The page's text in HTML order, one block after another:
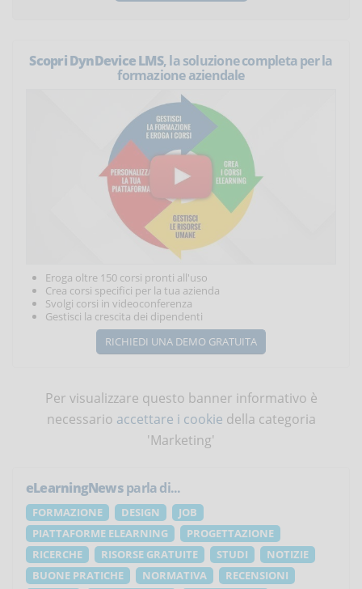
Scopri DynDevice LMS, la soluzione completa per la
formazione aziendale
Eroga oltre 150 corsi pronti all'uso
Crea corsi specifici per la tua azienda
Svolgi corsi in videoconferenza
Gestisci la crescita dei dipendenti
RICHIEDI UNA DEMO GRATUITA
Per visualizzare questo banner informativo è
necessario accettare i cookie della categoria
'Marketing'
eLearningNewsparla di...
FORMAZIONE DESIGN
JOB
PIATTAFORME ELEARNING
PROGETTAZIONE
RICERCHE
RISORSE GRATUITE STUDI
NOTIZIE
BUONE PRATICHE
NORMATIVA
RECENSIONI